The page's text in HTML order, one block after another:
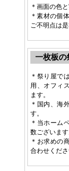
＊画面の色
＊素材の個
ご不明点は
一枚板の
＊祭り屋で
用、オフィ
ます。
＊国内、海
す。
＊当ホーム
数ございます
＊お求めの
合わせくださ